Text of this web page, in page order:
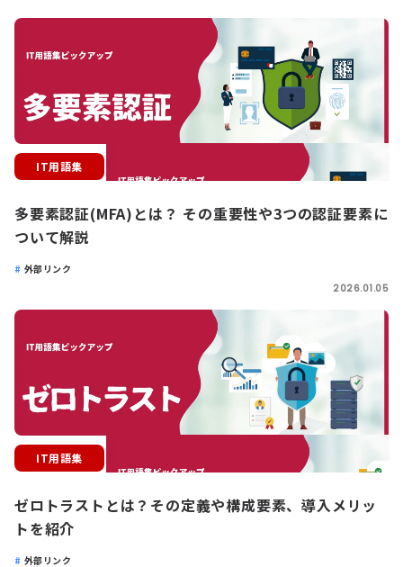
IT用語集
多要素認証(MFA)とは？ その重要性や3つの認証要素に
ついて解説
外部リンク
2026.01.05
IT用語集
ゼロトラストとは？その定義や構成要素、導入メリッ
トを紹介
外部リンク